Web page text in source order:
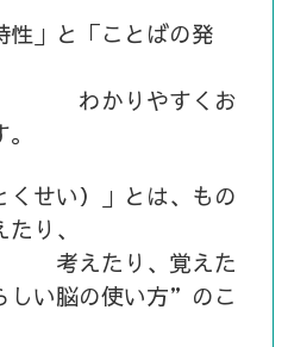
性」と「ことばの発
ついて、
すくお
くせい）」とは、もの
に捉えたり、
、覚えた
しい脳の使い方”のこ
。